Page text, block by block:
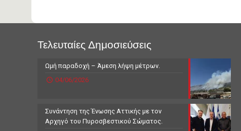
Τελευταίες Δημοσιεύσεις
Ωμή παραδοχή – Άμεση λήψη μέτρων.
04/06/2026
Συνάντηση της Ένωσης Αττικής με τον
Αρχηγό του Πυροσβεστικού Σώματος.